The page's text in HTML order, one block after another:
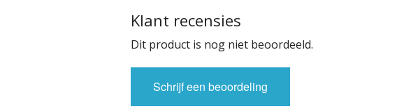
Klant recensies
Dit product is nog niet beoordeeld.
Schrijf een beoordeling